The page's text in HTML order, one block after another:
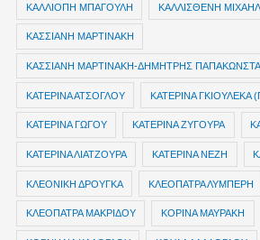
ΚΑΛΛΙΟΠΗ ΜΠΑΓΟΥΛΗ ΚΑΛΛΙΣΘΕΝΗ ΜΙΧΑΗΛ
ΚΑΣΣΙΑΝΗ ΜΑΡΤΙΝΑΚΗ
ΚΑΣΣΙΑΝΗ ΜΑΡΤΙΝΑΚΗ-ΔΗΜΗΤΡΗΣ
ΚΑΤΕΡΙΝΑ ΑΤΣΟΓΛΟΥ ΚΑΤΕΡΙΝΑ ΓΚΙΟΥΛΕΚΑ
ΚΑΤΕΡΙΝΑ ΓΩΓΟΥ ΚΑΤΕΡΙΝΑ ΖΥΓΟΥΡΑ
ΚΑΤΕΡΙΝΑ ΛΙΑΤΖΟΥΡΑ ΚΑΤΕΡΙΝΑ ΝΕΖΗ
ΚΛΕΟΝΙΚΗ ΔΡΟΥΓΚΑ ΚΛΕΟΠΑΤΡΑ ΛΥΜΠΕΡΗ
ΚΛΕΟΠΑΤΡΑ ΜΑΚΡΙΔΟΥ ΚΟΡΙΝΑ ΜΑΥΡΑΚΗ